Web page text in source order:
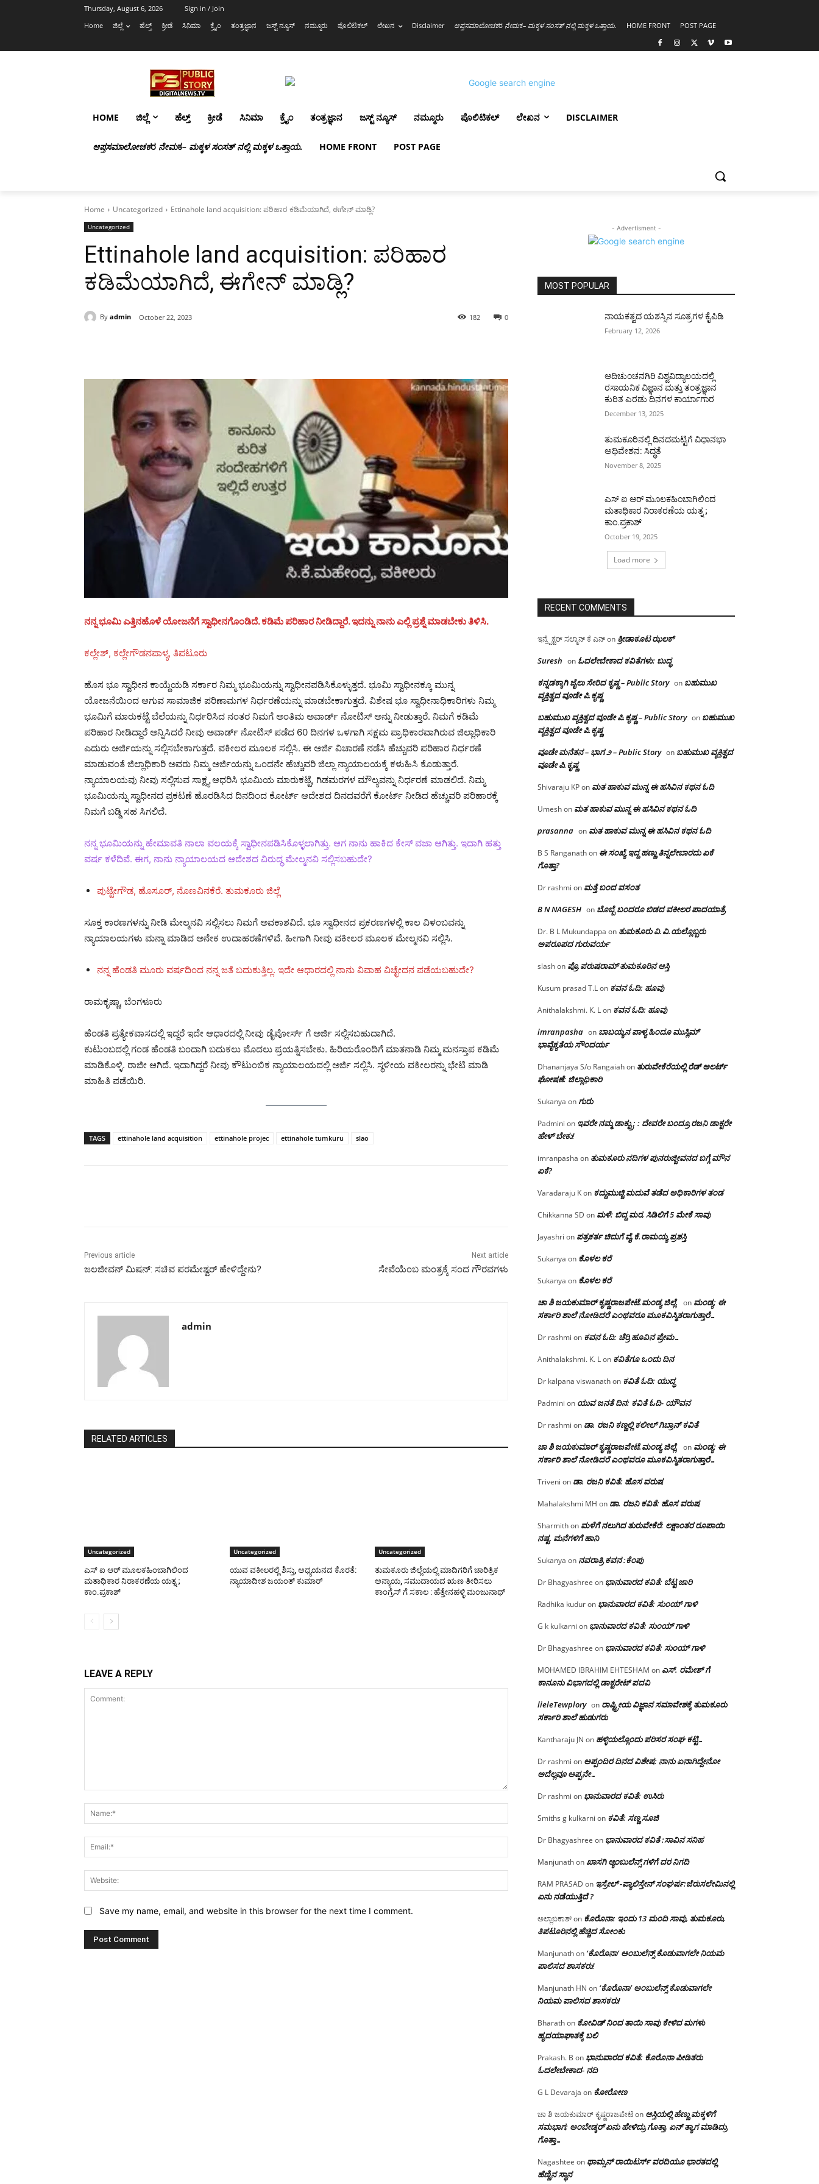
Thursday, August 6, 2026
Sign in / Join
Home
ಜಿಲ್ಲೆ ಹೆಲ್ತ್ ಕ್ರೀಡೆ ಸಿನಿಮಾ ಕ್ರೈಂ ತಂತ್ರಜ್ಞಾನ ಜಸ್ಟ್ ನ್ಯೂಸ್ ನಮ್ಮೂರು ಪೊಲಿಟಿಕಲ್ ಲೇಖನ Disclaimer ಆಪ್ತಸಮಾಲೋಚಕರ ನೇಮಕ– ಮಕ್ಕಳ ಸಂಸತ್ ನಲ್ಲಿ ಮಕ್ಕಳ ಒತ್ತಾಯ. HOME FRONT POST PAGE
HOME ಜಿಲ್ಲೆ ಹೆಲ್ತ್ ಕ್ರೀಡೆ ಸಿನಿಮಾ ಕ್ರೈಂ ತಂತ್ರಜ್ಞಾನ ಜಸ್ಟ್ ನ್ಯೂಸ್ ನಮ್ಮೂರು ಪೊಲಿಟಿಕಲ್ ಲೇಖನ DISCLAIMER
ಆಪ್ತಸಮಾಲೋಚಕರ ನೇಮಕ– ಮಕ್ಕಳ ಸಂಸತ್ ನಲ್ಲಿ ಮಕ್ಕಳ ಒತ್ತಾಯ. HOME FRONT POST PAGE
Home Uncategorized Ettinahole land acquisition: ಪರಿಹಾರ ಕಡಿಮೆಯಾಗಿದೆ, ಈಗೇನ್ ಮಾಡ್ಲಿ?
Uncategorized
Ettinahole land acquisition: ಪರಿಹಾರ
ಕಡಿಮೆಯಾಗಿದೆ, ಈಗೇನ್ ಮಾಡ್ಲಿ?
By admin October 22, 2023 0
182
ನನ್ನ ಭೂಮಿ ಎತ್ತಿನಹೊಳೆ ಯೋಜನೆಗೆ ಸ್ವಾಧೀನಗೊಂಡಿದೆ. ಕಡಿಮೆ ಪರಿಹಾರ ನೀಡಿದ್ದಾರೆ. ಇದನ್ನು ನಾನು ಎಲ್ಲಿ ಪ್ರಶ್ನೆ ಮಾಡಬೇಕು ತಿಳಿಸಿ.
ಕಲ್ಲೇಶ್, ಕಲ್ಲೇಗೌಡನಪಾಳ್ಯ, ತಿಪಟೂರು
ಹೊಸ ಭೂ ಸ್ವಾಧೀನ ಕಾಯ್ದೆಯಡಿ ಸರ್ಕಾರ ನಿಮ್ಮ ಭೂಮಿಯನ್ನು ಸ್ವಾಧೀನಪಡಿಸಿಕೊಳ್ಳುತ್ತದೆ. ಭೂಮಿ ಸ್ವಾಧೀನಕ್ಕೂ ಮುನ್ನ
ಯೋಜನೆಯಿಂದ ಆಗುವ ಸಾಮಾಜಿಕ ಪರಿಣಾಮಗಳ ನಿರ್ಧರಣೆಯನ್ನು ಮಾಡಬೇಕಾಗುತ್ತದೆ. ವಿಶೇಷ ಭೂ ಸ್ವಾಧೀನಾಧಿಕಾರಿಗಳು ನಿಮ್ಮ
ಭೂಮಿಗೆ ಮಾರುಕಟ್ಟೆ ಬೆಲೆಯನ್ನು ನಿರ್ಧರಿಸಿದ ನಂತರ ನಿಮಗೆ ಅಂತಿಮ ಅವಾರ್ಡ್ ನೋಟಿಸ್ ಅನ್ನು ನೀಡುತ್ತಾರೆ. ನಿಮಗೆ ಕಡಿಮೆ
ಪರಿಹಾರ ನೀಡಿದ್ದಾರೆ ಅನ್ನಿಸಿದರೆ ನೀವು ಅವಾರ್ಡ್ ನೋಟಿಸ್ ಪಡೆದ 60 ದಿನಗಳ ಒಳಗಾಗಿ ಸಕ್ಷಮ ಪ್ರಾಧಿಕಾರವಾಗಿರುವ ಜಿಲ್ಲಾಧಿಕಾರಿ
ಎದುರು ಅರ್ಜಿಯನ್ನು ಸಲ್ಲಿಸಬೇಕಾಗುತ್ತದೆ. ವಕೀಲರ ಮೂಲಕ ಸಲ್ಲಿಸಿ. ಈ ಅರ್ಜಿ ವಿಚಾರಣೆ ನಡೆಸಿ ಹೆಚ್ಚುವರಿ ಪರಿಹಾರ ನಿರ್ಧರಣೆ
ಮಾಡುವಂತೆ ಜಿಲ್ಲಾಧಿಕಾರಿ ಅವರು ನಿಮ್ಮ ಅರ್ಜಿಯನ್ನು ಒಂದನೇ ಹೆಚ್ಚುವರಿ ಜಿಲ್ಲಾ ನ್ಯಾಯಾಲಯಕ್ಕೆ ಕಳುಹಿಸಿ ಕೊಡುತ್ತಾರೆ.
ನ್ಯಾಯಾಲಯವು ನೀವು ಸಲ್ಲಿಸುವ ಸಾಕ್ಷ್ಯ ಆಧರಿಸಿ ಭೂಮಿಯ ಮಾರುಕಟ್ಟೆ, ಗಿಡಮರಗಳ ಮೌಲ್ಯವನ್ನು ನಿರ್ಧರಣೆ ಮಾಡಲಿದೆ. ನಿಮ್ಮ
ಭೂಮಿಯನ್ನು ಸ್ವಾಧೀನದ ಪ್ರಕಟಣೆ ಹೊರಡಿಸಿದ ದಿನದಿಂದ ಕೋರ್ಟ್ ಆದೇಶದ ದಿನದವರೆಗೆ ಕೋರ್ಟ್ ನೀಡಿದ ಹೆಚ್ಚುವರಿ ಪರಿಹಾರಕ್ಕೆ
ನಿಮಗೆ ಬಡ್ಡಿ ಸಹ ಸಿಗಲಿದೆ.
ನನ್ನ ಭೂಮಿಯನ್ನು ಹೇಮಾವತಿ ನಾಲಾ ವಲಯಕ್ಕೆ ಸ್ವಾಧೀನಪಡಿಸಿಕೊಳ್ಳಲಾಗಿತ್ತು. ಆಗ ನಾನು ಹಾಕಿದ ಕೇಸ್ ವಜಾ ಆಗಿತ್ತು. ಇದಾಗಿ ಹತ್ತು
ವರ್ಷ ಕಳೆದಿವೆ. ಈಗ, ನಾನು ನ್ಯಾಯಾಲಯದ ಆದೇಶದ ವಿರುದ್ಧ ಮೇಲ್ಮನವಿ ಸಲ್ಲಿಸಬಹುದೇ?
ಪುಟ್ಟೇಗೌಡ, ಹೊಸೂರ್, ನೊಣವಿನಕೆರೆ. ತುಮಕೂರು ಜಿಲ್ಲೆ
ಸೂಕ್ತ ಕಾರಣಗಳನ್ನು ನೀಡಿ ಮೇಲ್ಮನವಿ ಸಲ್ಲಿಸಲು ನಿಮಗೆ ಅವಕಾಶವಿದೆ. ಭೂ ಸ್ವಾಧೀನದ ಪ್ರಕರಣಗಳಲ್ಲಿ ಕಾಲ ವಿಳಂಬವನ್ನು
ನ್ಯಾಯಾಲಯಗಳು ಮನ್ನಾ ಮಾಡಿದ ಅನೇಕ ಉದಾಹರಣೆಗಳಿವೆ. ಹೀಗಾಗಿ ನೀವು ವಕೀಲರ ಮೂಲಕ ಮೇಲ್ಮನವಿ ಸಲ್ಲಿಸಿ.
ನನ್ನ ಹೆಂಡತಿ ಮೂರು ವರ್ಷದಿಂದ ನನ್ನ ಜತೆ ಬದುಕುತ್ತಿಲ್ಲ.‌ ಇದೇ ಆಧಾರದಲ್ಲಿ ನಾನು ವಿವಾಹ ವಿಚ್ಛೇದನ ಪಡೆಯಬಹುದೇ?
ರಾಮಕೃಷ್ಣಾ, ಬೆಂಗಳೂರು
ಹೆಂಡತಿ ಪ್ರತ್ಯೇಕವಾಸದಲ್ಲಿ ಇದ್ದರೆ ಇದೇ ಆಧಾರದಲ್ಲಿ ನೀವು ಡೈವೋರ್ಸ್ ಗೆ ಅರ್ಜಿ ಸಲ್ಲಿಸಬಹುದಾಗಿದೆ.
ಕುಟುಂಬದಲ್ಲಿ ಗಂಡ ಹೆಂಡತಿ ಬಂದಾಗಿ ಬದುಕಲು ಮೊದಲು ಪ್ರಯತ್ನಿಸಬೇಕು. ಹಿರಿಯರೊಂದಿಗೆ ಮಾತನಾಡಿ ನಿಮ್ಮ ಮನಸ್ತಾಪ ಕಡಿಮೆ
ಮಾಡಿಕೊಳ್ಳಿ. ರಾಜೀ ಆಗಿದೆ. ಇದಾಗಿದ್ದರೆ ನೀವು ಕೌಟುಂಬಿಕ ನ್ಯಾಯಾಲಯದಲ್ಲಿ ಅರ್ಜಿ ಸಲ್ಲಿಸಿ. ಸ್ಥಳೀಯ ವಕೀಲರನ್ನು ಭೇಟಿ ಮಾಡಿ
ಮಾಹಿತಿ ಪಡೆಯಿರಿ.
TAGS ettinahole land acquisition ettinahole projec ettinahole tumkuru slao
Previous article
ಜಲಜೀವನ್ ಮಿಷನ್: ಸಚಿವ ಪರಮೇಶ್ವರ್ ಹೇಳಿದ್ದೇನು?
Next article
ಸೇವೆಯೆಂಬ ಮಂತ್ರಕ್ಕೆ ಸಂದ ಗೌರವಗಳು
admin
RELATED ARTICLES
Uncategorized
ಎಸ್ ಐ ಆರ್ ಮೂಲಕಹಿಂಬಾಗಿಲಿಂದ
ಮತಾಧಿಕಾರ ನಿರಾಕರಣೆಯ ಯತ್ನ ;
ಕಾಂ.ಪ್ರಕಾಶ್
Uncategorized
ಯುವ ವಕೀಲರಲ್ಲಿ ಶಿಸ್ತು, ಅಧ್ಯಯನದ ಕೊರತೆ:
ನ್ಯಾಯಾದೀಶ ಜಯಂತ್ ಕುಮಾರ್
Uncategorized
ತುಮಕೂರು ಜಿಲ್ಲೆಯಲ್ಲಿ ಮಾದಿಗರಿಗೆ ಚಾರಿತ್ರಿಕ
ಅನ್ಯಾಯ, ಸಮುದಾಯದ ಋಣ ತೀರಿಸಲು
ಕಾಂಗ್ರೆಸ್ ಗೆ ಸಕಾಲ : ಹೆತ್ತೇನಹಳ್ಳಿ ಮಂಜುನಾಥ್
LEAVE A REPLY
Save my name, email, and website in this browser for the next time I comment.
- Advertisment -
MOST POPULAR
ನಾಯಕತ್ವದ ಯಶಸ್ಸಿನ ಸೂತ್ರಗಳ ಕೈಪಿಡಿ
February 12, 2026
ಆದಿಚುಂಚನಗಿರಿ ವಿಶ್ವವಿದ್ಯಾಲಯದಲ್ಲಿ
ರಸಾಯನಿಕ ವಿಜ್ಞಾನ ಮತ್ತು ತಂತ್ರಜ್ಞಾನ
ಕುರಿತ ಎರಡು ದಿನಗಳ ಕಾರ್ಯಾಗಾರ
December 13, 2025
ತುಮಕೂರಿನಲ್ಲಿ ದಿನದಮಟ್ಟಿಗೆ ವಿಧಾನಭಾ
ಅಧಿವೇಶನ: ಸಿದ್ಧತೆ
November 8, 2025
ಎಸ್ ಐ ಆರ್ ಮೂಲಕಹಿಂಬಾಗಿಲಿಂದ
ಮತಾಧಿಕಾರ ನಿರಾಕರಣೆಯ ಯತ್ನ ;
ಕಾಂ.ಪ್ರಕಾಶ್
October 19, 2025
Load more
RECENT COMMENTS
ಇನ್ಸ್ಪೆಕ್ಟರ್ ಸಲ್ಮಾನ್ ಕೆ ಎನ್on ಕ್ರೀಡಾಕೂಟ ಝಲಕ್
Suresh on ಓದಲೇಬೇಕಾದ‌ ಕವಿತೆಗಳು: ಬುದ್ಧ
ಕನ್ನಡಕ್ಕಾಗಿ ಜೈಲು ಸೇರಿದ ಕೃಷ್ಣ – Public Story on ಬಹುಮುಖ
ವ್ಯಕ್ತಿತ್ವದ ವೂಡೇ ಪಿ.ಕೃಷ್ಣ
ಬಹುಮುಖ ವ್ಯಕ್ತಿತ್ವದ ವೂಡೇ ಪಿ.ಕೃಷ್ಣ – Public Story on ಬಹುಮುಖ
ವ್ಯಕ್ತಿತ್ವದ ವೂಡೇ ಪಿ.ಕೃಷ್ಣ
ವೂಡೇ ಮನೆತನ – ಭಾಗ ೨ – Public Story on ಬಹುಮುಖ ವ್ಯಕ್ತಿತ್ವದ
ವೂಡೇ ಪಿ.ಕೃಷ್ಣ
Shivaraju KPon ಮತ ಹಾಕುವ ಮುನ್ನ ಈ ಹಸಿವಿನ ಕಥನ ಓದಿ
Umeshon ಮತ ಹಾಕುವ ಮುನ್ನ ಈ ಹಸಿವಿನ ಕಥನ ಓದಿ
prasanna on ಮತ ಹಾಕುವ ಮುನ್ನ ಈ ಹಸಿವಿನ ಕಥನ ಓದಿ
B S Ranganathon ಈ ಸಂಖ್ಯೆ ಇದ್ದ ಹಣ್ಣು ತಿನ್ನಲೇಬಾರದು ಏಕೆ
ಗೊತ್ತಾ?
Dr rashmi on ಮತ್ತೆ ಬಂದ ವಸಂತ
B N NAGESH on ಬೊಬ್ಬೆ ಬಂದರೂ ಬಿಡದ ವಕೀಲರ ಪಾದಯಾತ್ರೆ
Dr. B L Mukundappa on ತುಮಕೂರು‌ ವಿ.ವಿ.ಯಲ್ಲೊಬ್ಬರು
ಅಪರೂಪದ ಗುರುವರ್ಯ
slashon ಪ್ರೊ.ಪರುಷರಾಮ್ ತುಮಕೂರಿನ ಆಸ್ತಿ
Kusum prasad T.Lon ಕವನ ಓದಿ: ಹೂವು
Anithalakshmi. K. Lon ಕವನ ಓದಿ: ಹೂವು
imranpasha on ಬಾಬಯ್ಯನ ಪಾಳ್ಯ ಹಿಂದೂ ಮುಸ್ಲಿಮ್
ಭಾವೈಕ್ಯತೆಯ ಸೌಂದರ್ಯ
Dhananjaya S/o Rangaiahon ತುರುವೇಕೆರೆಯಲ್ಲಿ ರೆಡ್ ಅಲರ್ಟ್
ಘೋಷಣೆ: ಜಿಲ್ಲಾಧಿಕಾರಿ
Sukanya onಗುರು
Padmini on ಇವರೇ ನಮ್ಮ ಡಾಕ್ಟ್ರು; : ದೇವರೇ ಬಂದ್ರೂ ರಜನಿ ಡಾಕ್ಟರೇ
ಹೇಳ್ ಬೇಕು!
imranpasha on ತುಮಕೂರು ನದಿಗಳ ಪುನರುಜ್ಜೀವನದ ಬಗ್ಗೆ ಮೌನ
ಏಕೆ?
Varadaraju Kon ಕದ್ದುಮುಚ್ಚಿ ಮದುವೆ ತಡೆದ ಅಧಿಕಾರಿಗಳ ತಂಡ
Chikkanna SD on ಮಳೆ: ಬಿದ್ದ ಮರ, ಸಿಡಿಲಿಗೆ 5 ಮೇಕೆ ಸಾವು
Jayashri on ಪತ್ರಕರ್ತ ಚಿದುಗೆ ವೈ.ಕೆ.ರಾಮಯ್ಯ ಪ್ರಶಸ್ತಿ
Sukanya on ಕೊಳಲ ಕರೆ
Sukanya on ಕೊಳಲ ಕರೆ
ಚಾ ಶಿ ಜಯಕುಮಾರ್ ಕೃಷ್ಣರಾಜಪೇಟೆ.ಮಂಡ್ಯ ಜಿಲ್ಲೆ. on ಮಂಡ್ಯ: ಈ
ಸರ್ಕಾರಿ ಶಾಲೆ ನೋಡಿದರೆ ಎಂಥವರೂ ಮೂಕವಿಸ್ಮಿತರಾಗುತ್ತಾರೆ…
Dr rashmi on ಕವನ ಓದಿ: ಚೆರ್ರಿ ಹೂವಿನ ಪ್ರೇಮ…
Anithalakshmi. K. Lon ಕವಿತೆಗೂ ಒಂದು ದಿನ
Dr kalpana viswanathon ಕವಿತೆ ಓದಿ: ಯುದ್ಧ
Padmini on ಯುವ ಜನತೆ ದಿನ: ಕವಿತೆ ಓದಿ- ಯೌವನ
Dr rashmi on ಡಾ. ರಜನಿ‌ ಕಣ್ಣಲ್ಲಿ ಕಲೀಲ್ ಗಿಬ್ರಾನ್ ಕವಿತೆ
ಚಾ ಶಿ ಜಯಕುಮಾರ್ ಕೃಷ್ಣರಾಜಪೇಟೆ.ಮಂಡ್ಯ ಜಿಲ್ಲೆ. on ಮಂಡ್ಯ: ಈ
ಸರ್ಕಾರಿ ಶಾಲೆ ನೋಡಿದರೆ ಎಂಥವರೂ ಮೂಕವಿಸ್ಮಿತರಾಗುತ್ತಾರೆ…
Triveni on ಡಾ. ರಜನಿ ಕವಿತೆ: ಹೊಸ ವರುಷ
Mahalakshmi MH on ಡಾ. ರಜನಿ ಕವಿತೆ: ಹೊಸ ವರುಷ
Sharmithon ಮಳೆಗೆ ನಲುಗಿದ ತುರುವೇಕೆರೆ: ಲಕ್ಷಾಂತರ ರೂಪಾಯಿ
ನಷ್ಟ, ಮನೆಗಳಿಗೆ ಹಾನಿ
Sukanya on ನವರಾತ್ರಿ ಕವನ :ಕೆಂಪು
Dr Bhagyashree on ಭಾನುವಾರದ ಕವಿತೆ: ಬೆಟ್ಟ ಜಾರಿ
Radhika kuduron ಭಾನುವಾರದ ಕವಿತೆ: ಸುಂಯ್ ಗಾಳಿ
G k kulkarni on ಭಾನುವಾರದ ಕವಿತೆ: ಸುಂಯ್ ಗಾಳಿ
Dr Bhagyashree on ಭಾನುವಾರದ ಕವಿತೆ: ಸುಂಯ್ ಗಾಳಿ
MOHAMED IBRAHIM EHTESHAM on ಎಸ್. ರಮೇಶ್ ಗೆ
ಕಾನೂನು ವಿಭಾಗದಲ್ಲಿ ಡಾಕ್ಟರೇಟ್ ಪದವಿ
lieleTewplory on ರಾಷ್ಟ್ರೀಯ ವಿಜ್ಞಾನ ಸಮಾವೇಶಕ್ಕೆ‌ ತುಮಕೂರು
ಸರ್ಕಾರಿ ಶಾಲೆ ಹುಡುಗರು
Kantharaju JN on ಹಳ್ಳಿಯಲ್ಲೊಂದು ಪರಿಸರ ಸಂಘ ಕಟ್ಟಿ…
Dr rashmi on ಅಪ್ಪಂದಿರ ದಿನದ ವಿಶೇಷ: ನಾನು ಏನಾಗಿದ್ದೇನೋ‌
ಅದೆಲ್ಲವೂ ಅಪ್ಪನೇ…
Dr rashmi on ಭಾನುವಾರದ ಕವಿತೆ: ಉಸಿರು
Smiths g kulkarni on ಕವಿತೆ: ಸಣ್ಣ ಸೂಜಿ
Dr Bhagyashree on ಭಾನುವಾರದ ಕವಿತೆ :ಸಾವಿನ ಸನಿಹ
Manjunathonಖಾಸಗಿ ಆ್ಯಂಬುಲೆನ್ಸ್ ಗಳಿಗೆ ದರ ನಿಗದಿ
RAM PRASAD on ಇಸ್ರೇಲ್ -ಪ್ಯಾಲಿಸ್ತೇನ್ ಸಂಘರ್ಷ:ಜೆರುಸಲೇಮಿನಲ್ಲಿ
ಏನು ನಡೆಯುತ್ತಿದೆ ?
ಅಲ್ಲಾಬಕಾಶ್on ಕೊರೊನಾ: ಇಂದು 13 ಮಂದಿ ಸಾವು, ತುಮಕೂರು,
ತಿಪಟೂರಿನಲ್ಲಿ ಹೆಚ್ಚಿದ ಸೋಂಕು
Manjunathon ‘ಕೊರೊನಾ’ ಅಂಬುಲೆನ್ಸ್ ಕೊಡುವಾಗಲೇ ನಿಯಮ
ಪಾಲಿಸದ ಶಾಸಕರು!
Manjunath HN on ‘ಕೊರೊನಾ’ ಅಂಬುಲೆನ್ಸ್ ಕೊಡುವಾಗಲೇ
ನಿಯಮ ಪಾಲಿಸದ ಶಾಸಕರು!
Bharathon ಕೋವಿಡ್ ನಿಂದ ತಾಯಿ ಸಾವು ಕೇಳಿದ ಮಗಳು
ಹೃದಯಾಘಾತಕ್ಕೆ ಬಲಿ
Prakash. B on ಭಾನುವಾರದ ಕವಿತೆ: ಕೊರೊನಾ ಪೀಡಿತರು
ಓದಲೇಬೇಕಾದ- ನದಿ
G L Devaraja on ಕೋರೋಣ
ಚಾ ಶಿ ಜಯಕುಮಾರ್ ಕೃಷ್ಣರಾಜಪೇಟೆon ಆಸ್ತಿಯಲ್ಲಿ ಹೆಣ್ಣು ಮಕ್ಕಳಿಗೆ
ಸಮಭಾಗ; ಅಂಬೇಡ್ಕರ್ ಏನು ಹೇಳಿದ್ರು ಗೊತ್ತಾ, ಏನ್ ತ್ಯಾಗ ಮಾಡಿದ್ರು
ಗೊತ್ತಾ…
Nagashtee on ಥಾಮ್ಸನ್ ರಾಯಿಟರ್ಸ್ ವರದಿಯೂ ಭಾರತದಲ್ಲಿ
ಹೆಣ್ಣಿನ ಸ್ಥಾನ‌